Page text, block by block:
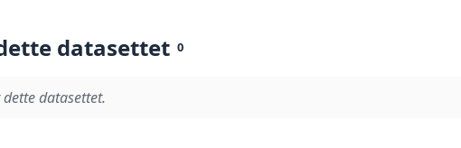
datasettet 0
datasettet.